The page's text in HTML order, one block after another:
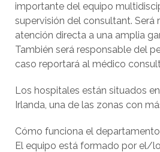
importante del equipo
supervisión del consultant. Será
atención directa a una amplia
También será responsable del
caso reportará al médico
Los hospitales están situados
Irlanda, una de las zonas con
Cómo funciona el
El equipo está formado por el/